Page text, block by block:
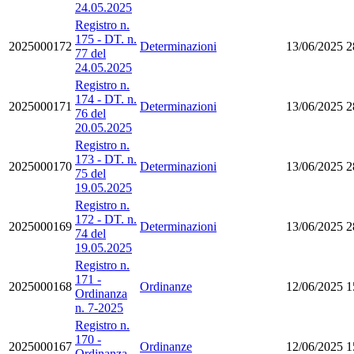
24.05.2025
2025000172
Registro n.
175 - DT. n.
77 del
24.05.2025
Determinazioni 13/06/2025
2025000171
Registro n.
174 - DT. n.
76 del
20.05.2025
Determinazioni 13/06/2025
2025000170
Registro n.
173 - DT. n.
75 del
19.05.2025
Determinazioni 13/06/2025
2025000169
Registro n.
172 - DT. n.
74 del
19.05.2025
Determinazioni 13/06/2025
2025000168
Registro n.
171 -
Ordinanza
n. 7-2025
Ordinanze 12/06/2025
2025000167
Registro n.
170 -
Ordinanze 12/06/2025